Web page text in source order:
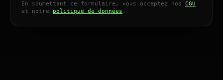
En soumettant ce formulaire, vous acceptez nos CGU
et notre politique de données .